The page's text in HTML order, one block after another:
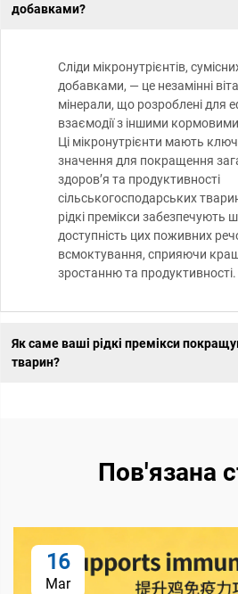
добавками?
Сліди мікронутрієнтів,
добавками, — це незамінні
мінерали, що розроблені для
взаємодії з іншими
Ці мікронутрієнти мають
значення для покращення
здоров’я та продуктивності
сільськогосподарських
рідкі премікси забезпечують
доступність цих поживних
всмоктування, сприяючи
зростанню та продуктивності.
Як саме ваші рідкі премікси
тварин?
Пов'язана
16
Mar